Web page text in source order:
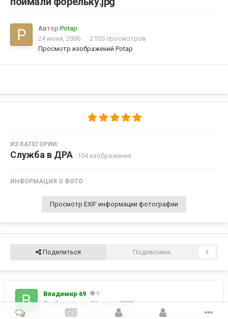
Автор Potap
24 июня, 2006
2 555 просмотров
Просмотр изображений Potap
ИЗ КАТЕГОРИИ:
Служба в ДРА · 104 изображения
ИНФОРМАЦИЯ О ФОТО
Просмотр EXIF информации фотографии
Поделиться Подписчики 0
Владимир 69 0
Опубликовано31 июля, 2008